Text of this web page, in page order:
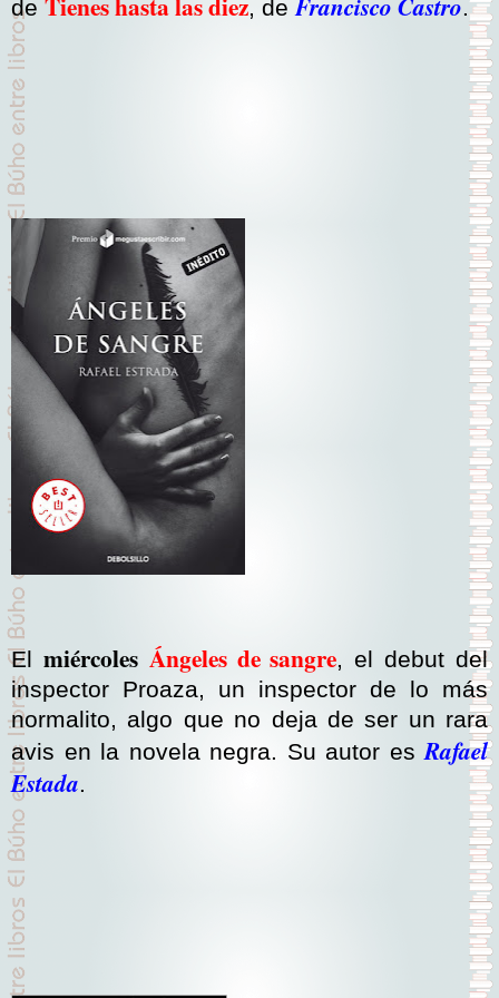
de , deFrancisco Castro.
El miércoles Ángeles de sangre, el debut del
inspector Proaza, un inspector de lo más
normalito, algo que no deja de ser un rara
avis en la novela negra. Su autor esRafael
Estada.